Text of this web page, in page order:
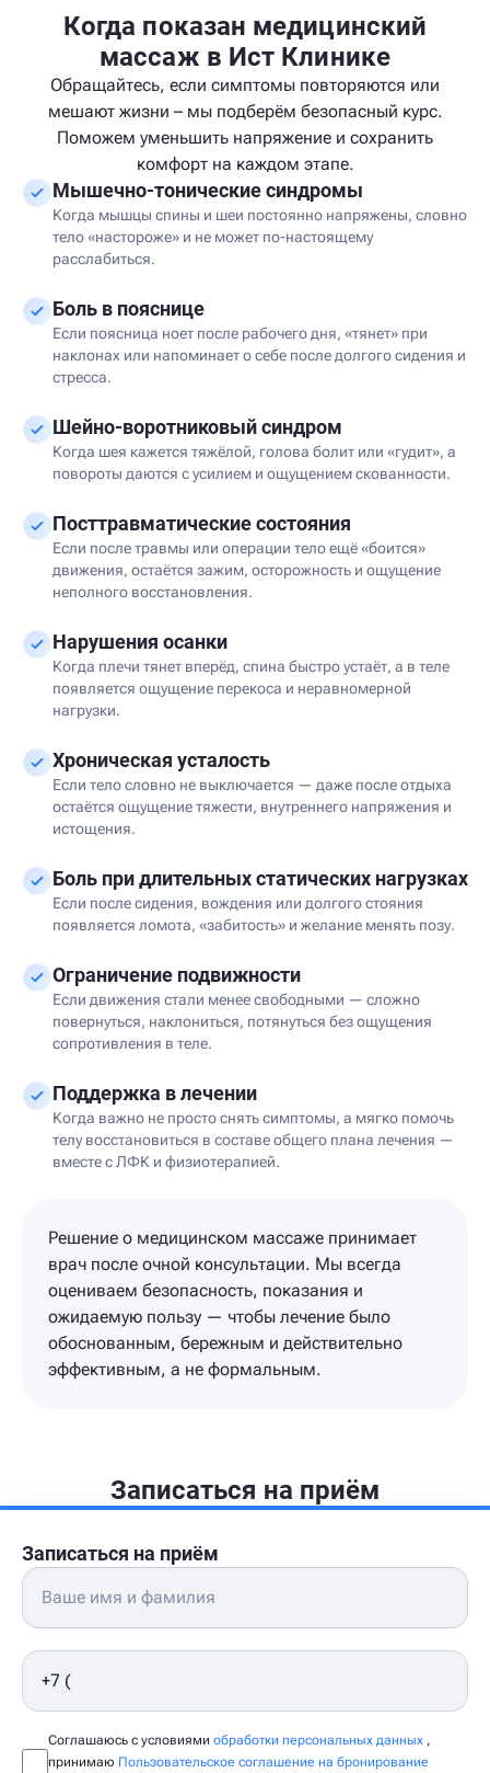
Когда показан медицинский
массаж в Ист Клинике
Обращайтесь, если симптомы повторяются или
мешают жизни – мы подберём безопасный курс.
Поможем уменьшить напряжение и сохранить
комфорт на каждом этапе.
Мышечно-тонические синдромы
Когда мышцы спины и шеи постоянно напряжены, словно
тело «настороже» и не может по-настоящему
расслабиться.
Боль в пояснице
Если поясница ноет после рабочего дня, «тянет» при
наклонах или напоминает о себе после долгого сидения и
стресса.
Шейно-воротниковый синдром
Когда шея кажется тяжёлой, голова болит или «гудит», а
повороты даются с усилием и ощущением скованности.
Посттравматические состояния
Если после травмы или операции тело ещё «боится»
движения, остаётся зажим, осторожность и ощущение
неполного восстановления.
Нарушения осанки
Когда плечи тянет вперёд, спина быстро устаёт, а в теле
появляется ощущение перекоса и неравномерной
нагрузки.
Хроническая усталость
Если тело словно не выключается — даже после отдыха
остаётся ощущение тяжести, внутреннего напряжения и
истощения.
Боль при длительных статических нагрузках
Если после сидения, вождения или долгого стояния
появляется ломота, «забитость» и желание менять позу.
Ограничение подвижности
Если движения стали менее свободными — сложно
повернуться, наклониться, потянуться без ощущения
сопротивления в теле.
Поддержка в лечении
Когда важно не просто снять симптомы, а мягко помочь
телу восстановиться в составе общего плана лечения —
вместе с ЛФК и физиотерапией.
Решение о медицинском массаже принимает
врач после очной консультации. Мы всегда
оцениваем безопасность, показания и
ожидаемую пользу — чтобы лечение было
обоснованным, бережным и действительно
эффективным, а не формальным.
Записаться на приём
Записаться на приём
Соглашаюсь с условиями обработки персональных данных ,
принимаю Пользовательское соглашение на бронирование